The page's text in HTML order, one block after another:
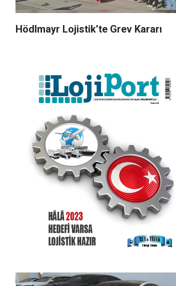
Hödlmayr Lojistik’te Grev Kararı